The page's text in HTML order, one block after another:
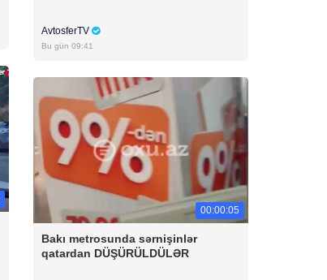
AvtosferTV
Bu gün 09:41
00:00:05
Bakı metrosunda sərnişinlər
qatardan DÜŞÜRÜLDÜLƏR